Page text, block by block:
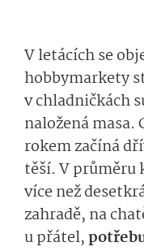
V letácích se
hobbymarkety
v chladničkách
naložená masa.
rokem začíná
těší. V průměru
více než
zahradě, na
u přátel,